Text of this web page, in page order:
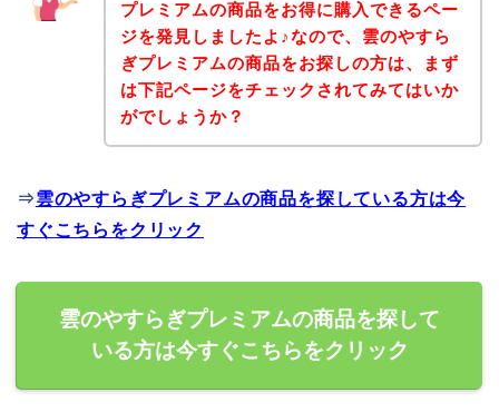
プレミアムの商品をお得に購入できるペー
ジを発見しましたよ♪なので、雲のやすら
ぎプレミアムの商品をお探しの方は、まず
は下記ページをチェックされてみてはいか
がでしょうか？
⇒雲のやすらぎプレミアムの商品を探している方は今
すぐこちらをクリック
雲のやすらぎプレミアムの商品を探して
いる方は今すぐこちらをクリック